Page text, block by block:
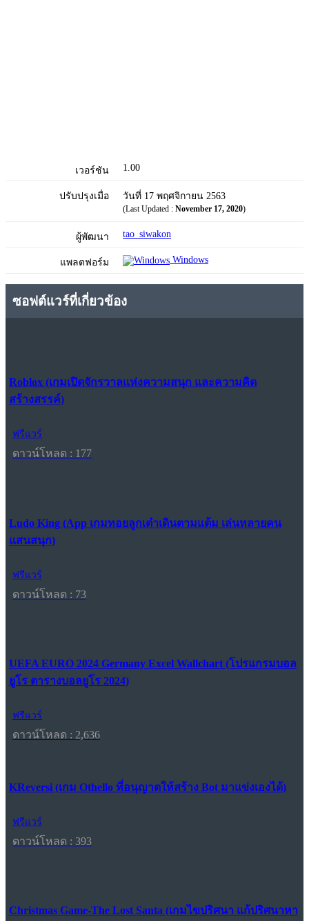
เวอร์ชัน 1.00
ปรับปรุงเมื่อ วันที่ 17 พฤศจิกายน 2563
(Last Updated : November 17, 2020)
ผู้พัฒนา tao_siwakon
แพลตฟอร์ม Windows
ซอฟต์แวร์ที่เกี่ยวข้อง
Roblox (เกมเปิดจักรวาลแห่งความสนุก และความคิด
สร้างสรรค์)
ฟรีแวร์
ดาวน์โหลด : 177
Ludo King (App เกมทอยลูกเต๋าเดินตามแต้ม เล่นหลายคน
แสนสนุก)
ฟรีแวร์
ดาวน์โหลด : 73
UEFA EURO 2024 Germany Excel Wallchart (โปรแกรมบอล
ยูโร ตารางบอลยูโร 2024)
ฟรีแวร์
ดาวน์โหลด : 2,636
KReversi (เกม Othello ที่อนุญาตให้สร้าง Bot มาแข่งเองได้)
ฟรีแวร์
ดาวน์โหลด : 393
Christmas Game-The Lost Santa (เกมไขปริศนา แก้ปริศนาหา